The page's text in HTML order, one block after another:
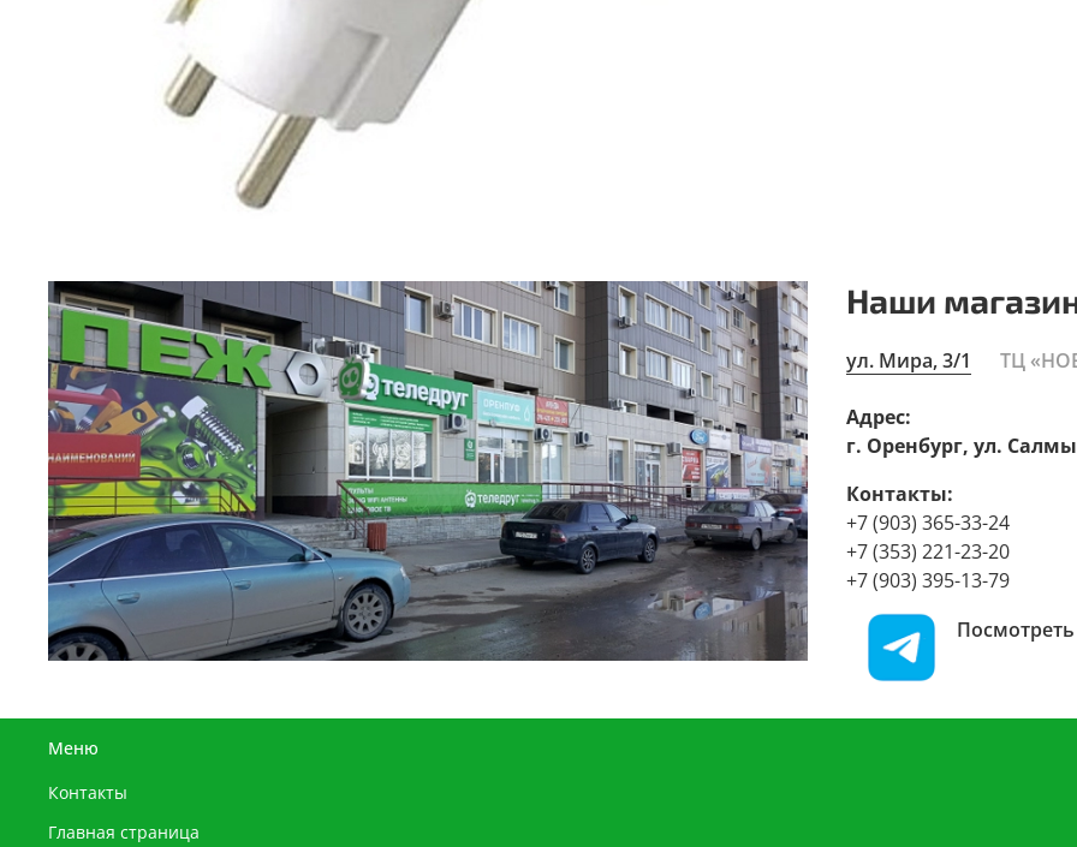
Наши
ул. Мира, 3/1 ТЦ
Адрес:
г. Оренбург, ул.
Контакты:
+7 (903) 365-33-24
+7 (353) 221-23-20
+7 (903) 395-13-79
Меню
Контакты
Главная страница